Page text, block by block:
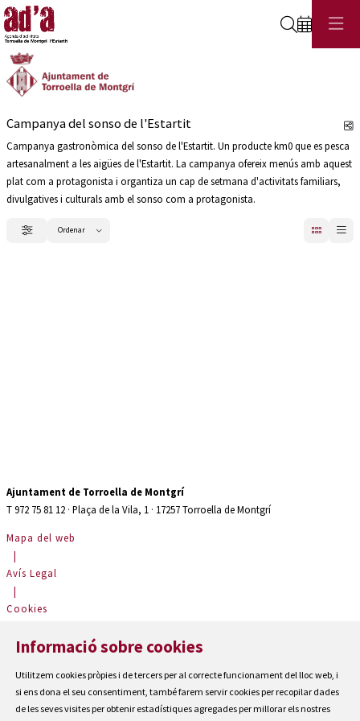
Cerca
Campanya del sonso de l'Estartit
Campanya gastronòmica del sonso de l'Estartit. Un producte km0 que es pesca
artesanalment a les aigües de l'Estartit. La campanya ofereix menús amb aquest
plat com a protagonista i organtiza un cap de setmana d'activitats familiars,
divulgatives i culturals amb el sonso com a protagonista.
Filtrar Ordenar
Ajuntament de Torroella de Montgrí
T 972 75 81 12 · Plaça de la Vila, 1 · 17257 Torroella de Montgrí
Mapa del web
|
Avís Legal
|
Cookies
Contactar
Accessibilitat
Informació sobre cookies
Utilitzem cookies pròpies i de tercers per al correcte funcionament del lloc web, i
si ens dona el seu consentiment, també farem servir cookies per recopilar dades
de les seves visites per obtenir estadístiques agregades per millorar els nostres